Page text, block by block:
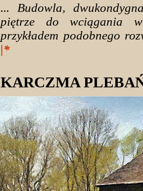
... Budowla,
piętrze do wciągania
przykładem podobnego
|*
KARCZMA